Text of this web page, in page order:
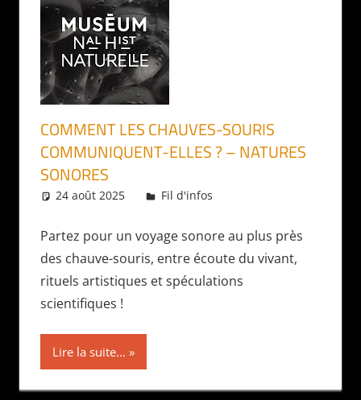
COMMENT LES CHAUVES-SOURIS
COMMUNIQUENT-ELLES ? – NATURES
SONORES
24 août 2025 Daniel
Fil d'infos
Partez pour un voyage sonore au plus près
des chauve-souris, entre écoute du vivant,
rituels artistiques et spéculations
scientifiques !
Lire la suite...